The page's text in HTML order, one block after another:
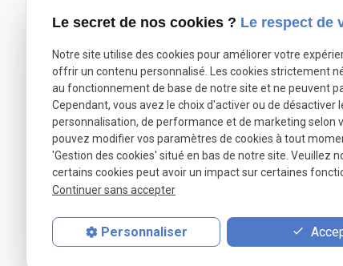
Le secret de nos cookies ? Le respect de
Notre site utilise des cookies pour améliorer votre
offrir un contenu personnalisé. Les cookies strictement
au fonctionnement de base de notre site et ne peuvent
Cependant, vous avez le choix d'activer ou de désactiver
personnalisation, de performance et de marketing selon
pouvez modifier vos paramètres de cookies à tout
'Gestion des cookies' situé en bas de notre site. Veuillez
certains cookies peut avoir un impact sur certaines
Continuer sans accepter
Personnaliser